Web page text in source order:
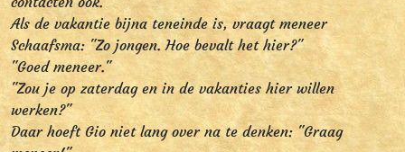
Als de vakantie bijna teneinde is, vraagt meneer
Schaafsma: "Zo jongen. Hoe bevalt het hier?"
"Goed meneer."
"Zou je op zaterdag en in de vakanties hier willen
werken?"
Daar hoeft Gio niet lang over na te denken: "Graag